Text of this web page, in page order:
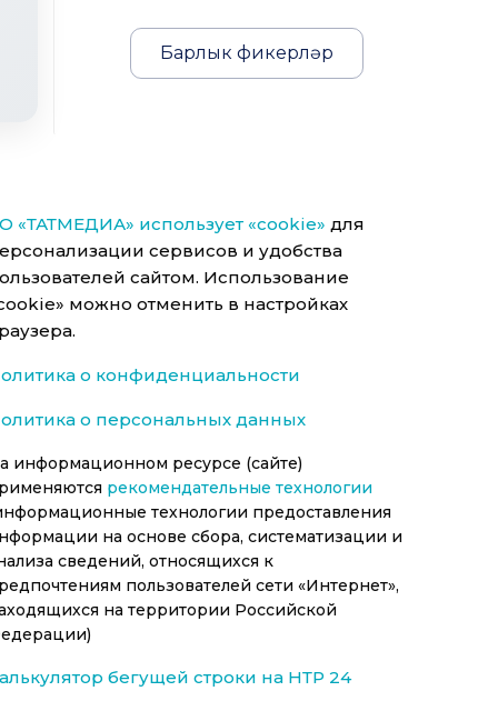
Барлык фикерләр
«ТАТМЕДИА» использует «cookie» для
сервисов и удобства
сайтом. Использование
можно отменить в настройках
о конфиденциальности
о персональных данных
информационном ресурсе (сайте)
рекомендательные технологии
технологии предоставления
на основе сбора, систематизации и
сведений, относящихся к
пользователей сети «Интернет»,
на территории Российской
бегущей строки на НТР 24